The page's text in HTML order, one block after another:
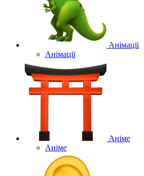
Анімації
Анімації
Аніме
Аніме